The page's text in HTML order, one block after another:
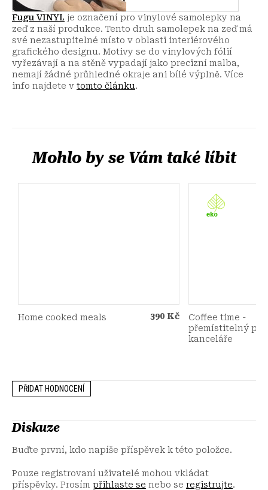
Fugu VINYL je označení pro vinylové samolepky na
zeď z naší produkce. Tento druh samolepek na zeď má
své nezastupitelné místo v oblasti interiérového
grafického designu. Motivy se do vinylových fólií
vyřezávají a na stěně vypadají jako precizní malba,
nemají žádné průhledné okraje ani bílé výplně. Více
info najdete v tomto článku.
Home cooked meals 390 Kč
Coffee time -
přemístitelný
kanceláře
PŘIDAT HODNOCENÍ
Diskuze
Buďte první, kdo napíše příspěvek k této položce.
Pouze registrovaní uživatelé mohou vkládat
příspěvky. Prosím přihlaste se nebo se registrujte.